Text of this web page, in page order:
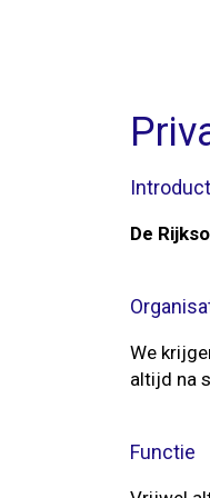
De
We
altijd na
Functie